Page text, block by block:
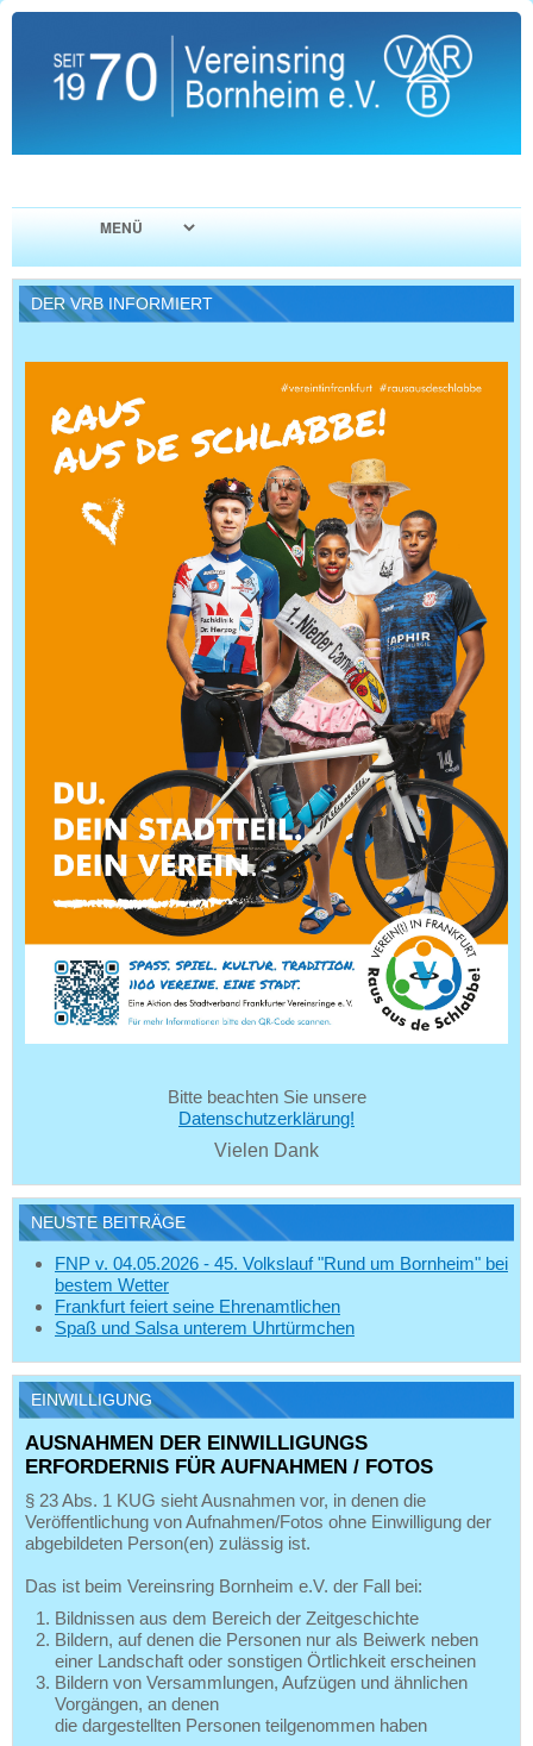
DER VRB INFORMIERT
Bitte beachten Sie unsere
Datenschutzerklärung!
Vielen Dank
NEUSTE BEITRÄGE
FNP v. 04.05.2026 - 45. Volkslauf "Rund um Bornheim" bei
bestem Wetter
Frankfurt feiert seine Ehrenamtlichen
Spaß und Salsa unterem Uhrtürmchen
EINWILLIGUNG
AUSNAHMEN DER EINWILLIGUNGS
ERFORDERNIS FÜR AUFNAHMEN / FOTOS
§ 23 Abs. 1 KUG sieht Ausnahmen vor, in denen die
Veröffentlichung von Aufnahmen/Fotos ohne Einwilligung der
abgebildeten Person(en) zulässig ist.
Das ist beim Vereinsring Bornheim e.V. der Fall bei:
Bildnissen aus dem Bereich der Zeitgeschichte
Bildern, auf denen die Personen nur als Beiwerk neben
einer Landschaft oder sonstigen Örtlichkeit erscheinen
Bildern von Versammlungen, Aufzügen und ähnlichen
Vorgängen, an denen
die dargestellten Personen teilgenommen haben